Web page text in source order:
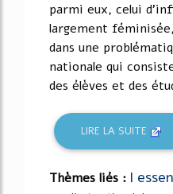
parmi eux, celui
largement
dans une
nationale qui
des élèves et des
LIRE LA SUITE
Thèmes liés : l